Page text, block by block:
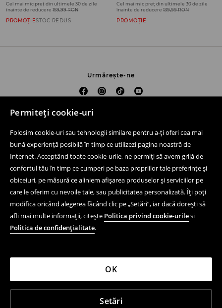
Permiteți cookie-uri
Folosim cookie-uri sau tehnologii similare pentru a-ți oferi cea mai
bună experiență posibilă în timp ce utilizezi pagina noastră de
Internet. Acceptând toate cookie-urile, ne permiți să avem grijă de
confortul tău în timp ce cumperi pe baza propriilor tale preferințe și
obiceiuri, pe măsură ce aliniem afișarea produselor și serviciilor pe
care le oferim cu nevoile tale, sau publicitatea personalizată. Îți poți
modifica oricând alegerea făcând clic pe „Setări”, iar dacă dorești să
afli mai multe informații, citește Politica privind cookie-urilesi
Politica de confidențialitate.
Setări
OK
Cel mai mic preț din ultimele 30 de zile
înainte de reducere 159,99 RON
PROMOȚIESTOC REDUS
Cel mai mic preț din ultimele 30 de zile
înainte de reducere 139,99 RON
PROMOȚIE
Urmărește-ne
Ajutor și contact
Cumpără online
Magazine fizice
Aspecte juridice
Reguli și politică de confidențialitate
Aplicație mobilă
LPP ROMANIA FASHION S.R.L., având sediul în București,
Calea Griviței, nr. 84-98 și 100-102, The Mark Tower, Etaj
Comerțului din București sub nr. J2007017329409 având